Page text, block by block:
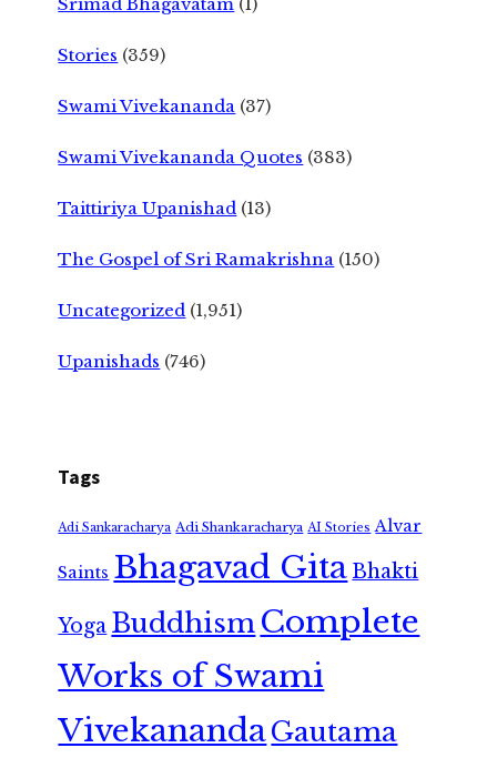
Stories (359)
Swami Vivekananda (37)
Swami Vivekananda Quotes (383)
Taittiriya Upanishad (13)
The Gospel of Sri Ramakrishna (150)
Uncategorized (1,951)
Upanishads (746)
Tags
Adi Sankaracharya Adi Shankaracharya AI Stories Alvar
Saints Bhagavad GitaBhakti
Yoga Buddhism Complete
Works of Swami
VivekanandaGautama